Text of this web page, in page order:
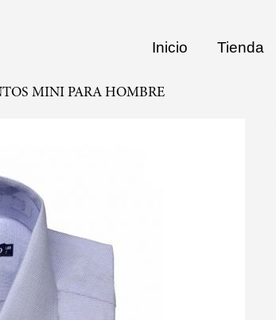
Inicio Tienda
MINI PARA HOMBRE